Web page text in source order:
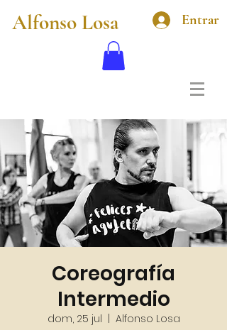
Alfonso Losa Entrar
Coreografía
Intermedio
dom, 25 jul
  |
Alfonso Losa